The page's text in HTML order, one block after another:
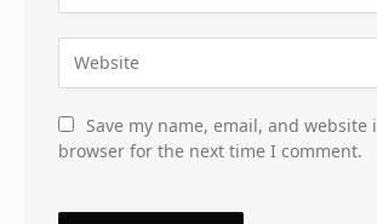
Save my name, email, and website
browser for the next time I comment.